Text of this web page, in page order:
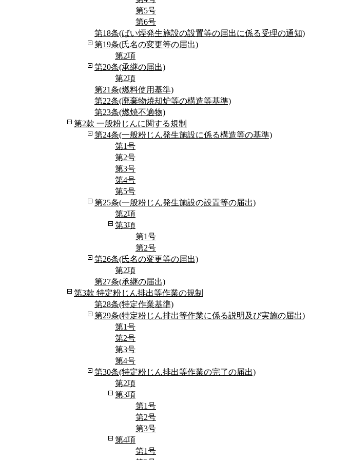
第5号
第6号
第18条(ばい煙発生施設の設置等の届出に係る受理の通知)
第19条(氏名の変更等の届出)
第2項
第20条(承継の届出)
第2項
第21条(燃料使用基準)
第22条(廃棄物焼却炉等の構造等基準)
第23条(燃焼不適物)
第2款 一般粉じんに関する規制
第24条(一般粉じん発生施設に係る構造等の基準)
第1号
第2号
第3号
第4号
第5号
第25条(一般粉じん発生施設の設置等の届出)
第2項
第3項
第1号
第2号
第26条(氏名の変更等の届出)
第2項
第27条(承継の届出)
第3款 特定粉じん排出等作業の規制
第28条(特定作業基準)
第29条(特定粉じん排出等作業に係る説明及び実施の届出)
第1号
第2号
第3号
第4号
第30条(特定粉じん排出等作業の完了の届出)
第2項
第3項
第1号
第2号
第3号
第4項
第1号